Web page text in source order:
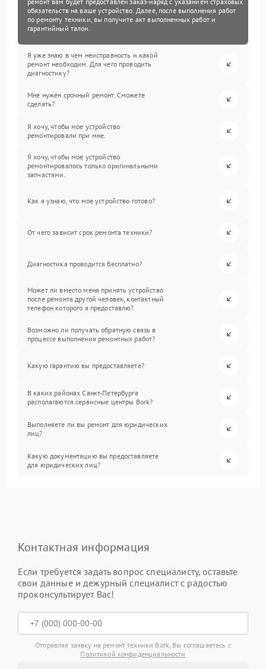
обязательств на ваше устройство. Далее, после выполнения работ
по ремонту техники, вы получите акт выполненных работ и
гарантийный талон.
Я уже знаю в чем неисправность и какой
ремонт необходим. Для чего проводить
диагностику?
Мне нужен срочный ремонт. Сможете
сделать?
Я хочу, чтобы мое устройство
ремонтировали при мне.
Я хочу, чтобы мое устройство
ремонтировалось только оригинальными
запчастями.
Как я узнаю, что мое устройство готово?
От чего зависит срок ремонта техники?
Диагностика проводится бесплатно?
Может ли вместо меня принять устройство
после ремонта другой человек, контактный
телефон которого я предоставлю?
Возможно ли получать обратную связь в
процессе выполнения ремонтных работ?
Какую гарантию вы предоставляете?
В каких районах Санкт-Петербурга
располагаются сервисные центры Bork?
Выполняете ли вы ремонт для юридических
лиц?
Какую документацию вы предоставляете
для юридических лиц?
Контактная информация
Если требуется задать вопрос специалисту, оставьте
свои данные и дежурный специалист с радостью
проконсультирует Вас!
Отправляя заявку на ремонт техники Bork, Вы соглашаетесь с
Политикой конфиденциальности